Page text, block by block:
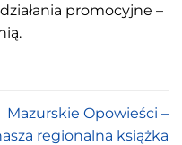
promocyjne –
Mazurskie Opowieści –
regionalna książka